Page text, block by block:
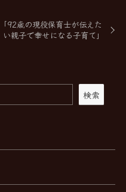
｢92歳の現役保育士が伝えた
い親子で幸せになる子育て｣
検索